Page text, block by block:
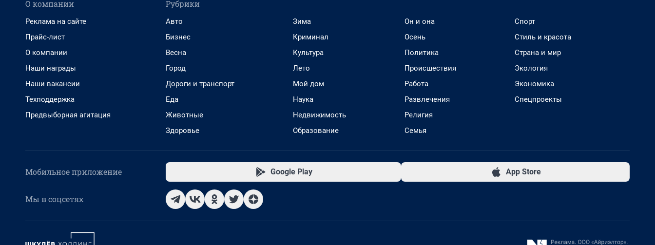
О компании
Реклама на сайте
Прайс-лист
О компании
Наши награды
Наши вакансии
Техподдержка
Предвыборная агитация
Рубрики
Авто
Бизнес
Весна
Город
Дороги и транспорт
Еда
Животные
Здоровье
Зима
Криминал
Культура
Лето
Мой дом
Наука
Недвижимость
Образование
Он и она
Осень
Политика
Происшествия
Работа
Развлечения
Религия
Семья
Спорт
Стиль и красота
Страна и мир
Экология
Экономика
Спецпроекты
Мобильное приложение Google Play App Store
Мы в соцсетях